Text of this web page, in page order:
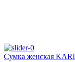
Сумка женская